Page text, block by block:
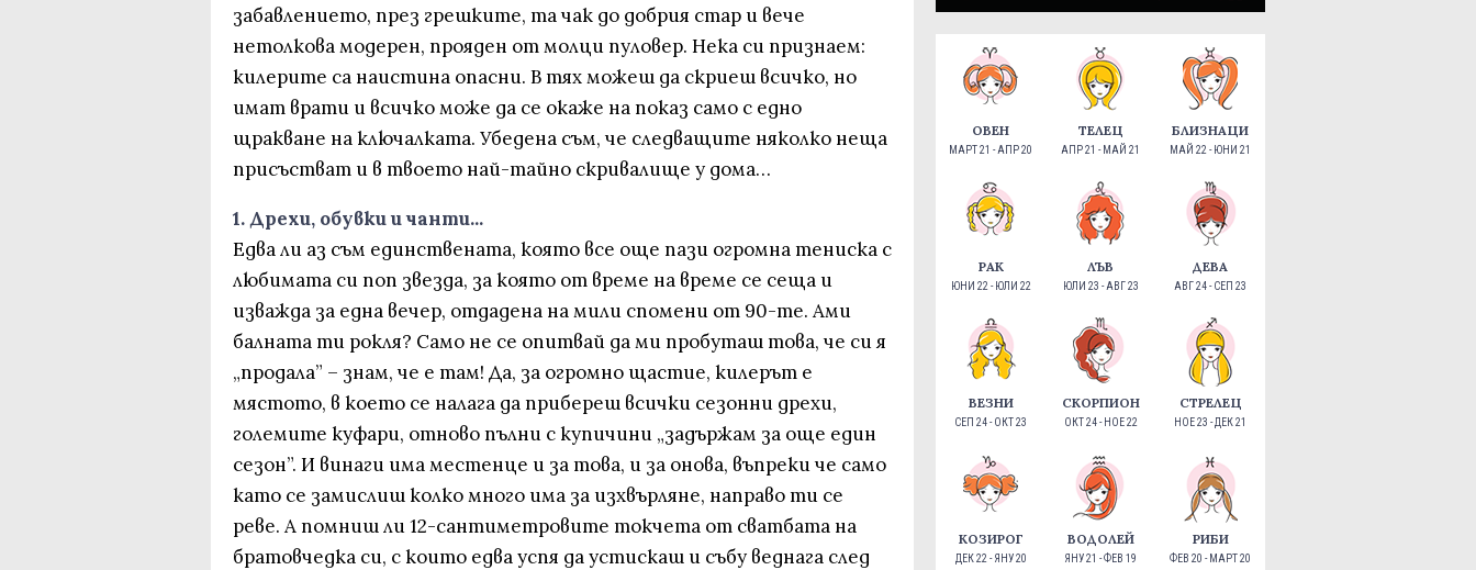
забавлението, през грешките, та чак до добрия стар и вече
нетолкова модерен, прояден от молци пуловер. Нека си признаем:
килерите са наистина опасни. В тях можеш да скриеш всичко, но
имат врати и всичко може да се окаже на показ само с едно
щракване на ключалката. Убедена съм, че следващите няколко неща
присъстват и в твоето най-тайно скривалище у дома…
1. Дрехи, обувки и чанти...
Едва ли аз съм единствената, която все още пази огромна тениска с
любимата си поп звезда, за която от време на време се сеща и
изважда за една вечер, отдадена на мили спомени от 90-те. Ами
балната ти рокля? Само не се опитвай да ми пробуташ това, че си я
„продала” – знам, че е там! Да, за огромно щастие, килерът е
мястото, в което се налага да прибереш всички сезонни дрехи,
големите куфари, отново пълни с купичини „задържам за още един
сезон”. И винаги има местенце и за това, и за онова, въпреки че само
като се замислиш колко много има за изхвърляне, направо ти се
реве. А помниш ли 12-сантиметровите токчета от сватбата на
братовчедка си, с които едва успя да устискаш и събу веднага след
ОВЕН
МАРТ 21 - АПР 20
ТЕЛЕЦ
АПР 21 - МАЙ 21
БЛИЗНАЦИ
МАЙ 22 - ЮНИ 21
РАК
ЮНИ 22 - ЮЛИ 22
ЛЪВ
ЮЛИ 23 - АВГ 23
ДЕВА
АВГ 24 - СЕП 23
ВЕЗНИ
СЕП 24 - ОКТ 23
СКОРПИОН
ОКТ 24 - НОЕ 22
СТРЕЛЕЦ
НОЕ 23 - ДЕК 21
КОЗИРОГ
ДЕК 22 - ЯНУ 20
ВОДОЛЕЙ
ЯНУ 21 - ФЕВ 19
РИБИ
ФЕВ 20 - МАРТ 20